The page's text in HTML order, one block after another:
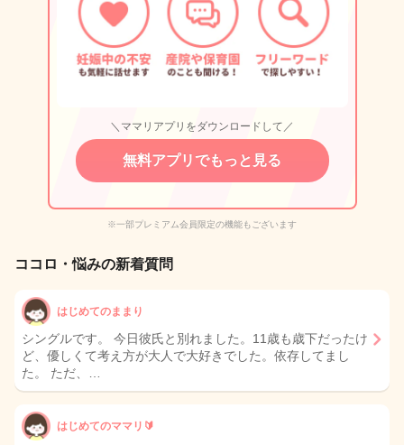
＼ママリアプリをダウンロードして／
無料アプリでもっと見る
※一部プレミアム会員限定の機能もございます
ココロ・悩みの新着質問
はじめてのままり
シングルです。 今日彼氏と別れました。11歳も歳下だったけ
ど、優しくて考え方が大人で大好きでした。依存してまし
た。 ただ、…
はじめてのママリ🔰